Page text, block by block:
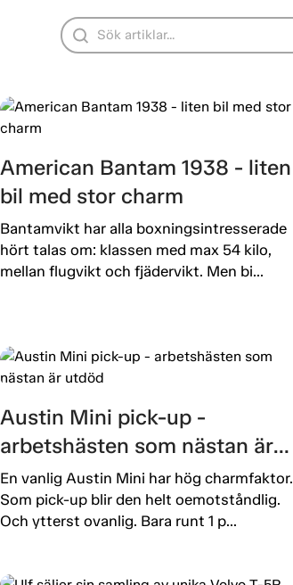
American Bantam 1938 - liten
bil med stor charm
Bantamvikt har alla boxningsintresserade
hört talas om: klassen med max 54 kilo,
mellan flugvikt och fjädervikt. Men bi...
Austin Mini pick-up -
arbetshästen som nästan är
utdöd
En vanlig Austin Mini har hög charmfaktor.
Som pick-up blir den helt oemotståndlig.
Och ytterst ovanlig. Bara runt 1 p...